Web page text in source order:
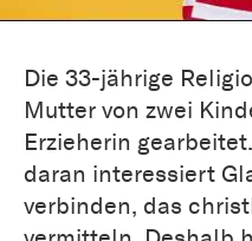
Die 33-jährige
Mutter von zwei
Erzieherin
daran interessiert
verbinden, das